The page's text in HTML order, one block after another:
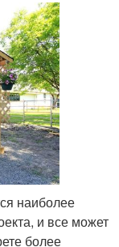
наиболее
и все может
более